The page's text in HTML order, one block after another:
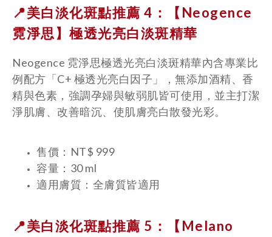
📍美白淡化斑點推薦 4：【Neogence
霓淨思】 極透光亮白淡斑精華
Neogence 霓淨思極透光亮白淡斑精華內含專業比
例配方「C+ 極透光亮白因子」，無添加酒精、香
精與色素，強調孕婦與敏弱肌皆可使用，並主打潔
淨肌膚、改善暗沉、使肌膚亮白散發光彩。
售價：NT$ 999
容量：30 ml
適用膚質：全膚質皆適用
📍美白淡化斑點推薦 5：【Melano